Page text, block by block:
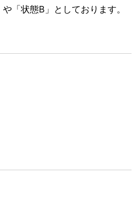
「状態B」としております。